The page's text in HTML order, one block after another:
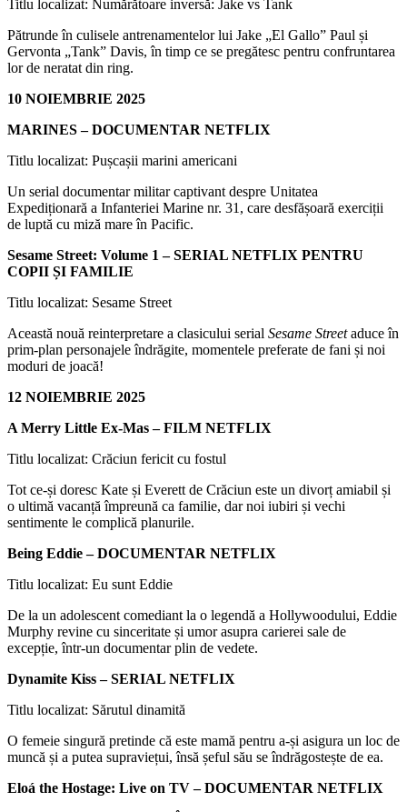
Titlu localizat: Numărătoare inversă: Jake vs Tank
Pătrunde în culisele antrenamentelor lui Jake „El Gallo” Paul și
Gervonta „Tank” Davis, în timp ce se pregătesc pentru confruntarea
lor de neratat din ring.
10 NOIEMBRIE 2025
MARINES – DOCUMENTAR NETFLIX
Titlu localizat: Pușcașii marini americani
Un serial documentar militar captivant despre Unitatea
Expediționară a Infanteriei Marine nr. 31, care desfășoară exerciții
de luptă cu miză mare în Pacific.
Sesame Street: Volume 1 – SERIAL NETFLIX PENTRU
COPII ȘI FAMILIE
Titlu localizat: Sesame Street
Această nouă reinterpretare a clasicului serial Sesame Streetaduce în
prim-plan personajele îndrăgite, momentele preferate de fani și noi
moduri de joacă!
12 NOIEMBRIE 2025
A Merry Little Ex-Mas – FILM NETFLIX
Titlu localizat: Crăciun fericit cu fostul
Tot ce-și doresc Kate și Everett de Crăciun este un divorț amiabil și
o ultimă vacanță împreună ca familie, dar noi iubiri și vechi
sentimente le complică planurile.
Being Eddie – DOCUMENTAR NETFLIX
Titlu localizat: Eu sunt Eddie
De la un adolescent comediant la o legendă a Hollywoodului, Eddie
Murphy revine cu sinceritate și umor asupra carierei sale de
excepție, într-un documentar plin de vedete.
Dynamite Kiss – SERIAL NETFLIX
Titlu localizat: Sărutul dinamită
O femeie singură pretinde că este mamă pentru a-și asigura un loc de
muncă și a putea supraviețui, însă șeful său se îndrăgostește de ea.
Eloá the Hostage: Live on TV – DOCUMENTAR NETFLIX